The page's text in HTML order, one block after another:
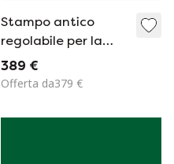
Stampo antico
regolabile per la
produzione di
cappelli su supporto
Inizi del XX secolo
389 €
Offerta da379 €